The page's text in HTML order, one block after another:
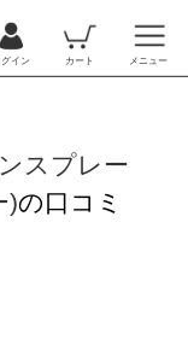
グイン カート メニュー
スプレー
)の口コミ